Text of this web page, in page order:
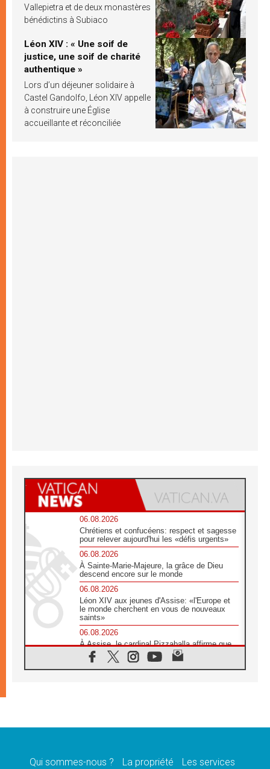
Vallepietra et de deux monastères
bénédictins à Subiaco
Léon XIV : « Une soif de
justice, une soif de charité
authentique »
Lors d’un déjeuner solidaire à
Castel Gandolfo, Léon XIV appelle
à construire une Église
accueillante et réconciliée
06.08.2026
Chrétiens et confucéens: respect et sagesse
pour relever aujourd'hui les «défis urgents»
06.08.2026
À Sainte-Marie-Majeure, la grâce de Dieu
descend encore sur le monde
06.08.2026
Léon XIV aux jeunes d'Assise: «l'Europe et
le monde cherchent en vous de nouveaux
saints»
06.08.2026
À Assise, le cardinal Pizzaballa affirme que
«les chrétiens veulent la paix»
06.08.2026
message de paix et de dignité humaine»
Qui sommes-nous ? La propriété Les services